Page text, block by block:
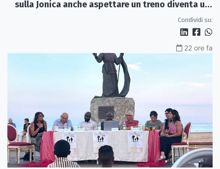
sulla Jonica anche aspettare un treno diventa un
Condividi su:
22 ore fa